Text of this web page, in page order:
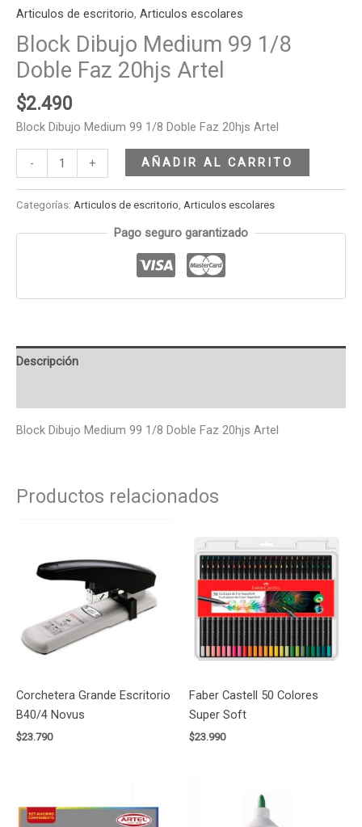
Articulos de escritorio, Articulos escolares
Block Dibujo Medium 99 1/8
Doble Faz 20hjs Artel
$2.490
Block Dibujo Medium 99 1/8 Doble Faz 20hjs Artel
- + AÑADIR AL CARRITO
Categorías: Articulos de escritorio Articulos escolares
Pago seguro garantizado
Descripción
Block Dibujo Medium 99 1/8 Doble Faz 20hjs Artel
Productos relacionados
Corchetera Grande Escritorio
B40/4 Novus
$23.790
Faber Castell 50 Colores
Super Soft
$23.990